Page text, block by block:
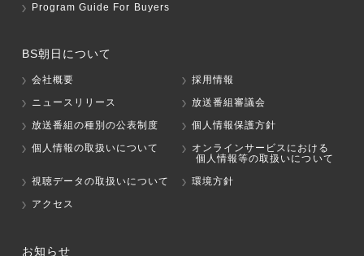
Program Guide For Buyers
BS朝日について
会社概要
採用情報
ニュースリリース
放送番組審議会
放送番組の種別の公表制度
個人情報保護方針
個人情報の取扱いについて
オンラインサービスにおける
個人情報等の取扱いについて
視聴データの取扱いについて
環境方針
アクセス
お知らせ